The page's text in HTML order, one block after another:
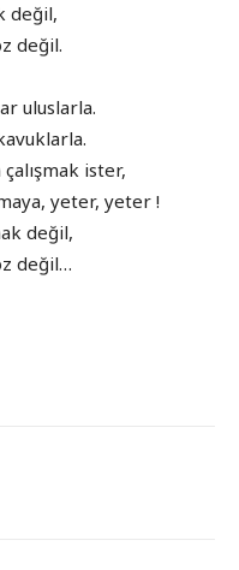
değil,
değil.
uluslarla.
ister,
yeter, yeter !
değil,
değil…